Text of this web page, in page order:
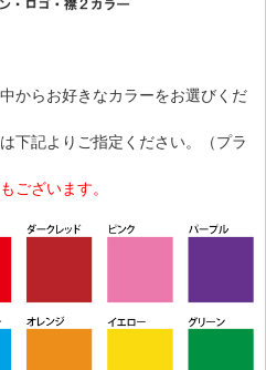
からお好きなカラーをお選びくだ
下記よりご指定ください。（プラ
ございます。